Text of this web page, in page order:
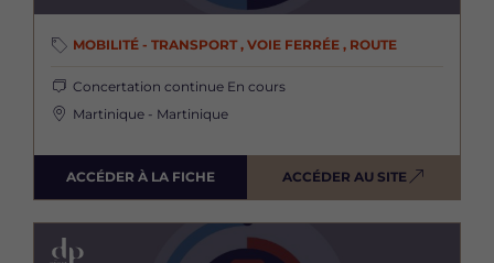
MOBILITÉ - TRANSPORT , VOIE FERRÉE , ROUTE
Concertation continue En cours
Martinique - Martinique
ACCÉDER À LA FICHE ACCÉDER AU SITE
Image